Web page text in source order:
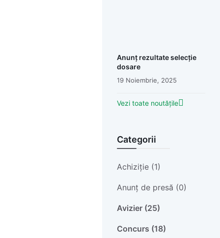
Anunț rezultate selecție
dosare
19 Noiembrie, 2025
Vezi toate noutățile
Categorii
Achiziție (1)
Anunț de presă (0)
Avizier (25)
Concurs (18)